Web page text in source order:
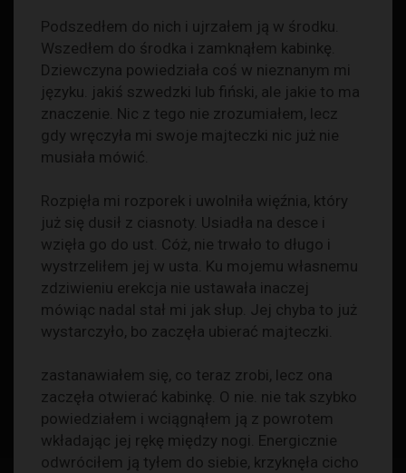
Podszedłem do nich i ujrzałem ją w środku.
Wszedłem do środka i zamknąłem kabinkę.
Dziewczyna powiedziała coś w nieznanym mi
języku. jakiś szwedzki lub fiński, ale jakie to ma
znaczenie. Nic z tego nie zrozumiałem, lecz
gdy wręczyła mi swoje majteczki nic już nie
musiała mówić.
Rozpięła mi rozporek i uwolniła więźnia, który
już się dusił z ciasnoty. Usiadła na desce i
wzięła go do ust. Cóż, nie trwało to długo i
wystrzeliłem jej w usta. Ku mojemu własnemu
zdziwieniu erekcja nie ustawała inaczej
mówiąc nadal stał mi jak słup. Jej chyba to już
wystarczyło, bo zaczęła ubierać majteczki.
zastanawiałem się, co teraz zrobi, lecz ona
zaczęła otwierać kabinkę. O nie. nie tak szybko
powiedziałem i wciągnąłem ją z powrotem
wkładając jej rękę między nogi. Energicznie
odwróciłem ją tyłem do siebie, krzyknęła cicho